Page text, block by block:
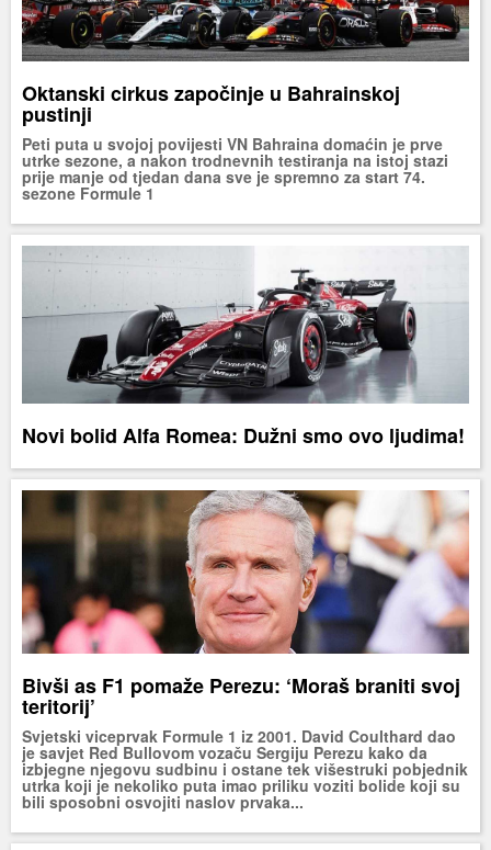
Oktanski cirkus započinje u Bahrainskoj
pustinji
Peti puta u svojoj povijesti VN Bahraina domaćin je prve
utrke sezone, a nakon trodnevnih testiranja na istoj stazi
prije manje od tjedan dana sve je spremno za start 74.
sezone Formule 1
Novi bolid Alfa Romea: Dužni smo ovo ljudima!
Bivši as F1 pomaže Perezu: ‘Moraš braniti svoj
teritorij’
Svjetski viceprvak Formule 1 iz 2001. David Coulthard dao
je savjet Red Bullovom vozaču Sergiju Perezu kako da
izbjegne njegovu sudbinu i ostane tek višestruki pobjednik
utrka koji je nekoliko puta imao priliku voziti bolide koji su
bili sposobni osvojiti naslov prvaka...